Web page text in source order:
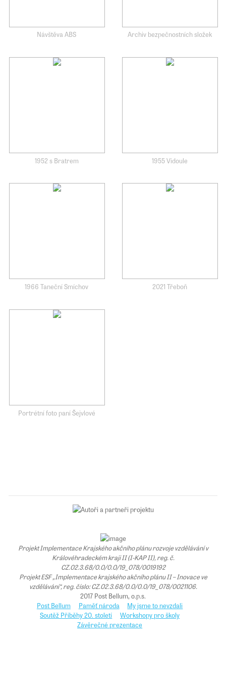
Návštěva ABS Archiv bezpečnostních složek
1952 s Bratrem 1955 Vidoule
1966 Taneční Smíchov 2021 Třeboň
Portrétní foto paní Šejvlové
Projekt Implementace Krajského akčního plánu rozvoje vzdělávání v
Královéhradeckém kraji II (I-KAP II), reg. č.
CZ.02.3.68/0.0/0.0/19_078/0019192
Projekt ESF „Implementace krajského akčního plánu II – Inovace ve
vzdělávání“, reg. číslo: CZ.02.3.68/0.0/0.0/19_078/0021106.
2017 Post Bellum, o.p.s.
Post Bellum
Paměť národa
My jsme to nevzdali
Soutěž Příběhy 20. století
Workshopy pro školy
Závěrečné prezentace